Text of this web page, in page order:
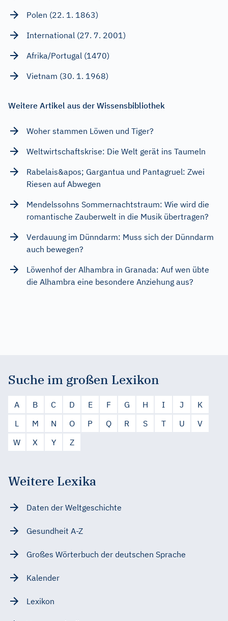
Polen (22. 1. 1863)
International (27. 7. 2001)
Afrika/Portugal (1470)
Vietnam (30. 1. 1968)
Weitere Artikel aus der Wissensbibliothek
Woher stammen Löwen und Tiger?
Weltwirtschaftskrise: Die Welt gerät ins Taumeln
Rabelais&apos; Gargantua und Pantagruel: Zwei
Riesen auf Abwegen
Mendelssohns Sommernachtstraum: Wie wird die
romantische Zauberwelt in die Musik übertragen?
Verdauung im Dünndarm: Muss sich der Dünndarm
auch bewegen?
Löwenhof der Alhambra in Granada: Auf wen übte
die Alhambra eine besondere Anziehung aus?
Suche im großen Lexikon
A B C D E F G H I J
K
L
M N O P Q R S T U
V
W
X Y Z
Weitere Lexika
Daten der Weltgeschichte
Gesundheit A-Z
Großes Wörterbuch der deutschen Sprache
Kalender
Lexikon